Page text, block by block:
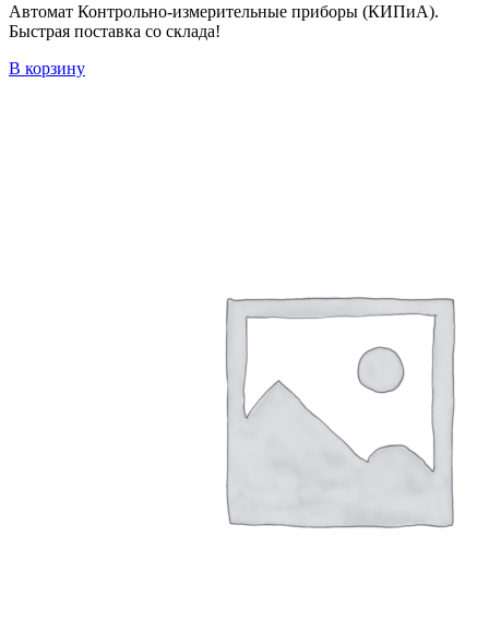
Автомат Контрольно-измерительные приборы (КИПиА).
Быстрая поставка со склада!
В корзину